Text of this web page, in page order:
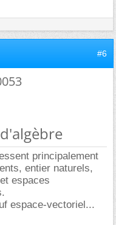
#6
principalement
entier naturels,
espaces
espace-vectoriel...